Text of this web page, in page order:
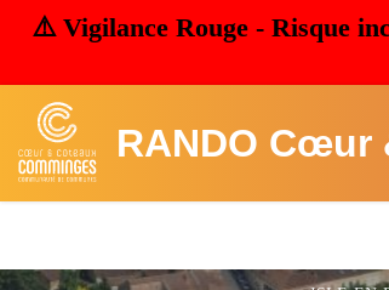
⚠️ Vigilance Rouge - Risque
RANDO Cœur